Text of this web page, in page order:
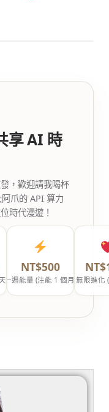
享 AI 時
，歡迎請我喝杯
爪的 API 算力
時代漫遊！
)
NT$500
一週能量 (注能 1 個月)無限進化